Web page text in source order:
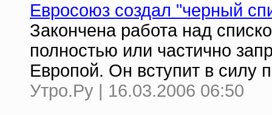
Евросоюз создал "черный
Закончена работа над
полностью или частично
Европой. Он вступит в силу
Утро.Ру | 16.03.2006 06:50